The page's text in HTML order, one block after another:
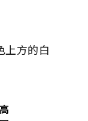
上方的白